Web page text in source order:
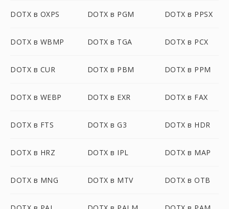
DOTX в OXPS DOTX в PGM DOTX в PPSX
DOTX в WBMP DOTX в TGA DOTX в PCX
DOTX в CUR DOTX в PBM DOTX в PPM
DOTX в WEBP DOTX в EXR DOTX в FAX
DOTX в FTS DOTX в G3 DOTX в HDR
DOTX в HRZ DOTX в IPL DOTX в MAP
DOTX в MNG DOTX в MTV DOTX в OTB